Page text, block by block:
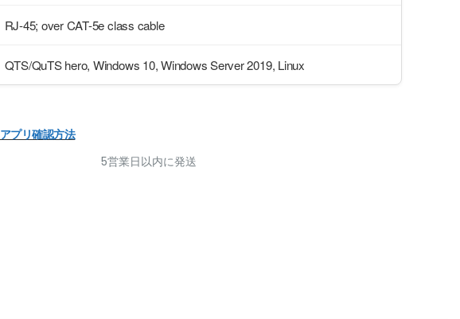
RJ-45; over CAT-5e class cable
QTS/QuTS hero, Windows 10, Windows Server 2019, Linux
アプリ確認方法
5営業日以内に発送